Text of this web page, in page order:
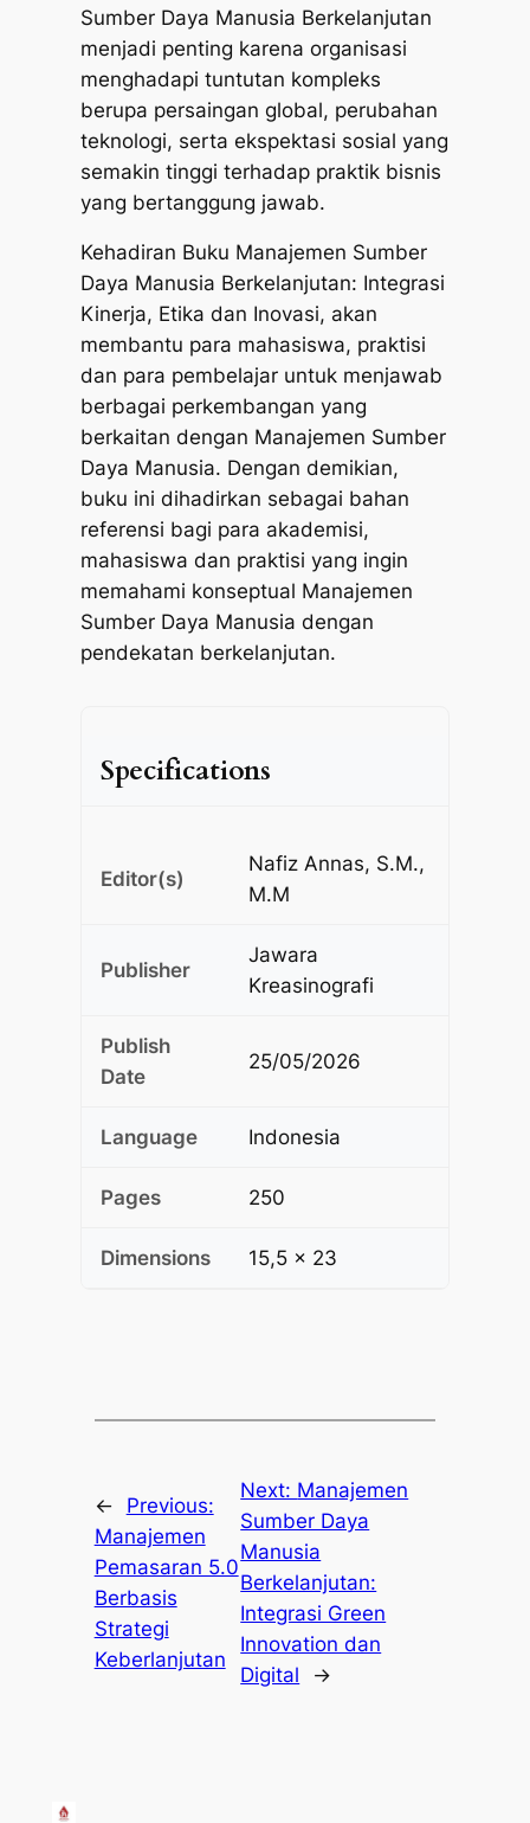
Sumber Daya Manusia Berkelanjutan
menjadi penting karena organisasi
menghadapi tuntutan kompleks
berupa persaingan global, perubahan
teknologi, serta ekspektasi sosial yang
semakin tinggi terhadap praktik bisnis
yang bertanggung jawab.
Kehadiran Buku Manajemen Sumber
Daya Manusia Berkelanjutan: Integrasi
Kinerja, Etika dan Inovasi, akan
membantu para mahasiswa, praktisi
dan para pembelajar untuk menjawab
berbagai perkembangan yang
berkaitan dengan Manajemen Sumber
Daya Manusia. Dengan demikian,
buku ini dihadirkan sebagai bahan
referensi bagi para akademisi,
mahasiswa dan praktisi yang ingin
memahami konseptual Manajemen
Sumber Daya Manusia dengan
pendekatan berkelanjutan.
Specifications
Editor(s)
Nafiz Annas, S.M.,
M.M
Publisher
Jawara
Kreasinografi
Publish
Date
25/05/2026
Language Indonesia
Pages 250
Dimensions 15,5 x 23
←
Previous:
Manajemen
Pemasaran 5.0
Berbasis
Strategi
Keberlanjutan
Next: Manajemen
Sumber Daya
Manusia
Berkelanjutan:
Integrasi Green
Innovation dan
Digital
→